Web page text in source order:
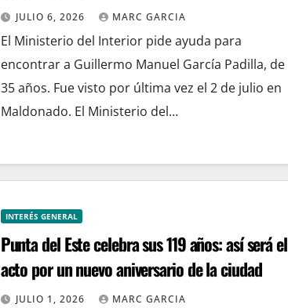
JULIO 6, 2026 MARC GARCIA
El Ministerio del Interior pide ayuda para
encontrar a Guillermo Manuel García Padilla, de
35 años. Fue visto por última vez el 2 de julio en
Maldonado. El Ministerio del…
INTERÉS GENERAL
Punta del Este celebra sus 119 años: así será el
acto por un nuevo aniversario de la ciudad
JULIO 1, 2026 MARC GARCIA